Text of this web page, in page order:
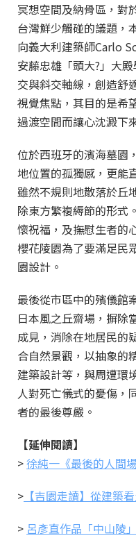
冥想空間及納骨區，對
台灣鮮少觸碰的議題，
向義大利建築師Carlo
安藤忠雄「頭大?」大
交與斜交軸線，創造舒
視覺焦點，其目的是希
過渡空間而讓心沈澱下
位於西班牙的濱海墓園
地位置的孤獨感，更能
雖然不規則地散落於丘
除東方繁複縟節的形式
懷祝福，及撫慰生者的
櫻花陵園為了要滿足民
園設計。
最後從市區中的殯儀館
日本風之丘齋場，摒除
成見，消除在地居民的
合自然景觀，以抽象的
建築設計等，與周遭環
人對死亡儀式的憂傷，
者的最後尊嚴。
【延伸閱讀】
>徐純一《最後的人間
> 【吉園走讀】從建築
> 呂彥直作品「中山陵